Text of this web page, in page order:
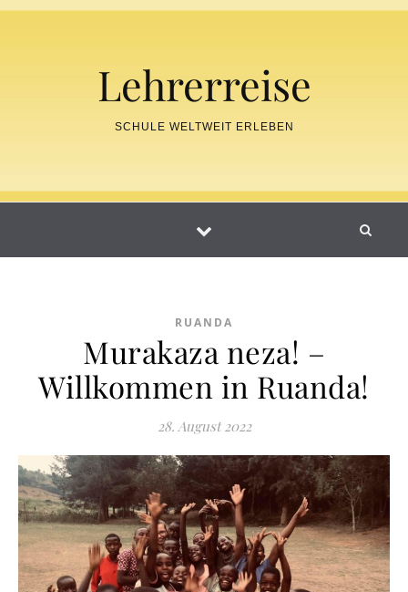
Skip to content
Lehrerreise
SCHULE WELTWEIT ERLEBEN
RUANDA
Murakaza neza! –
Willkommen in Ruanda!
28. August 2022